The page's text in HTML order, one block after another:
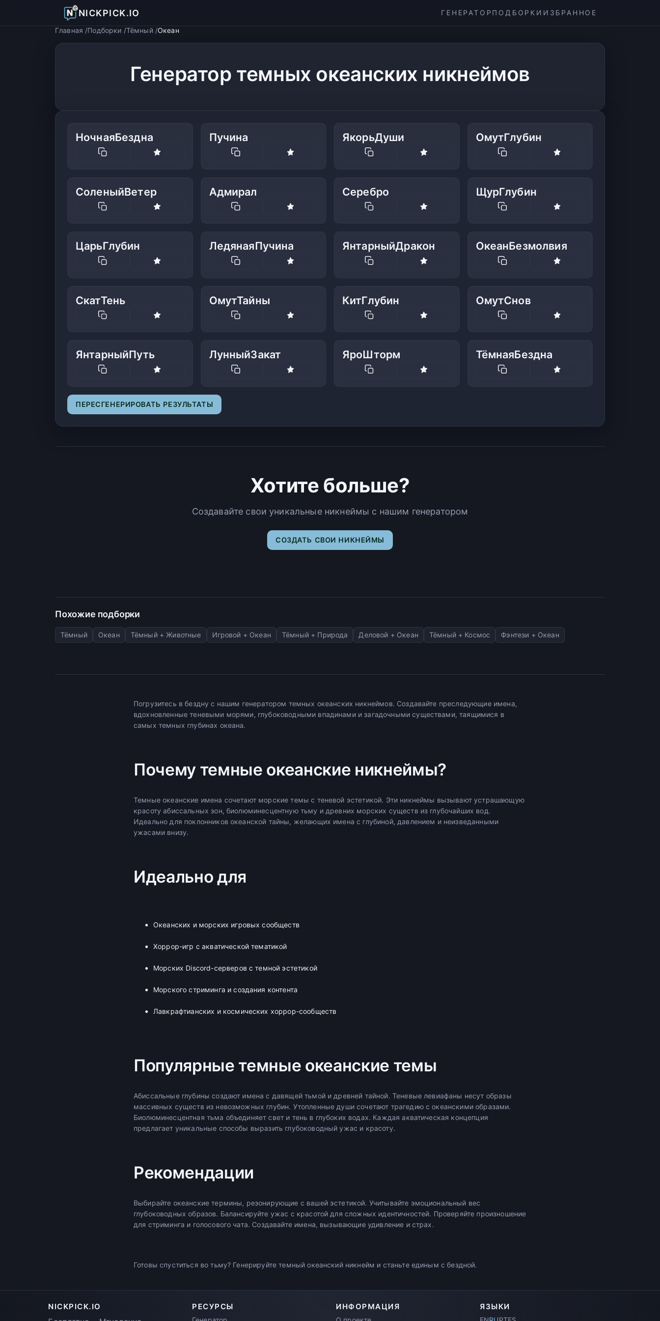
NICKPICK.IO ГЕНЕРАТОР ПОДБОРКИ ИЗБРАННОЕ
Главная Подборки Тёмный Океан
Генератор темных океанских никнеймов
НочнаяБездна Пучина ЯкорьДуши ОмутГлубин
СоленыйВетер Адмирал Серебро ЩурГлубин
ЦарьГлубин ЛедянаяПучина ЯнтарныйДракон ОкеанБезмолвия
СкатТень ОмутТайны КитГлубин ОмутСнов
ЯнтарныйПуть ЛунныйЗакат ЯроШторм ТёмнаяБездна
ПЕРЕСГЕНЕРИРОВАТЬ РЕЗУЛЬТАТЫ
Хотите больше?
Создавайте свои уникальные никнеймы с нашим генератором
СОЗДАТЬ СВОИ НИКНЕЙМЫ
Похожие подборки
Тёмный Океан Тёмный + Животные Игровой + Океан Тёмный + Природа Деловой + Океан Тёмный + Космос Фэнтези + Океан
Погрузитесь в бездну с нашим генератором темных океанских никнеймов. Создавайте преследующие имена,
вдохновленные теневыми морями, глубоководными впадинами и загадочными существами, таящимися в
самых темных глубинах океана.
Почему темные океанские никнеймы?
Темные океанские имена сочетают морские темы с теневой эстетикой. Эти никнеймы вызывают устрашающую
красоту абиссальных зон, биолюминесцентную тьму и древних морских существ из глубочайших вод.
Идеально для поклонников океанской тайны, желающих имена с глубиной, давлением и неизведанными
ужасами внизу.
Идеально для
Океанских и морских игровых сообществ
Хоррор-игр с акватической тематикой
Морских Discord-серверов с темной эстетикой
Морского стриминга и создания контента
Лавкрафтианских и космических хоррор-сообществ
Популярные темные океанские темы
Абиссальные глубины создают имена с давящей тьмой и древней тайной. Теневые левиафаны несут образы
массивных существ из невозможных глубин. Утопленные души сочетают трагедию с океанскими образами.
Биолюминесцентная тьма объединяет свет и тень в глубоких водах. Каждая акватическая концепция
предлагает уникальные способы выразить глубоководный ужас и красоту.
Рекомендации
Выбирайте океанские термины, резонирующие с вашей эстетикой. Учитывайте эмоциональный вес
глубоководных образов. Балансируйте ужас с красотой для сложных идентичностей. Проверяйте произношение
для стриминга и голосового чата. Создавайте имена, вызывающие удивление и страх.
Готовы спуститься во тьму? Генерируйте темный океанский никнейм и станьте единым с бездной.
NICKPICK.IO РЕСУРСЫ ИНФОРМАЦИЯ ЯЗЫКИ